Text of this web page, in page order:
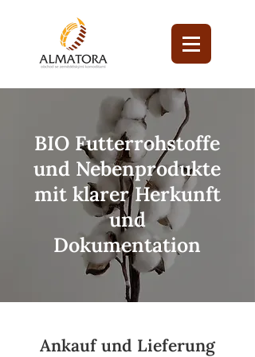
BIO Futterrohstoffe
und Nebenprodukte
mit klarer Herkunft
und
Dokumentation
Ankauf und Lieferung